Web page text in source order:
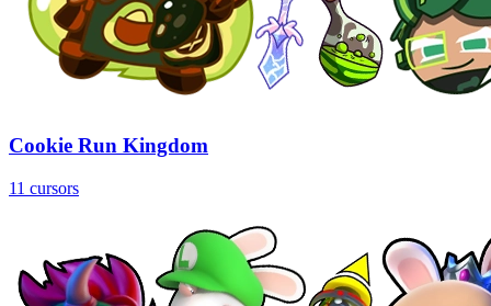
Cookie Run Kingdom
11 cursors